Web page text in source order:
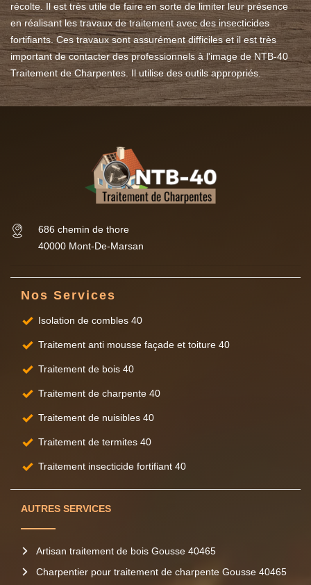
récolte. Il est très utile de faire en sorte de limiter leur présence
en réalisant les travaux de traitement avec des insecticides
fortifiants. Ces travaux sont assurément difficiles et il est très
important de contacter des professionnels à l'image de NTB-40
Traitement de Charpentes. Il utilise des outils appropriés.
686 chemin de thore
40000 Mont-De-Marsan
Nos Services
Isolation de combles 40
Traitement anti mousse façade et toiture 40
Traitement de bois 40
Traitement de charpente 40
Traitement de nuisibles 40
Traitement de termites 40
Traitement insecticide fortifiant 40
AUTRES SERVICES
Artisan traitement de bois Gousse 40465
Charpentier pour traitement de charpente Gousse 40465